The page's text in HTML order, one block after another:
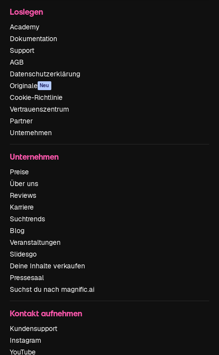
Loslegen
Academy
Dokumentation
Support
AGB
Datenschutzerklärung
Originale Neu
Cookie-Richtlinie
Vertrauenszentrum
Partner
Unternehmen
Unternehmen
Preise
Über uns
Reviews
Karriere
Suchtrends
Blog
Veranstaltungen
Slidesgo
Deine Inhalte verkaufen
Pressesaal
Suchst du nach magnific.ai
Kontakt aufnehmen
Kundensupport
Instagram
YouTube